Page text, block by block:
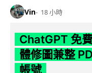
Vin 18 小時
ChatGPT 免
體修圖兼整
帳號